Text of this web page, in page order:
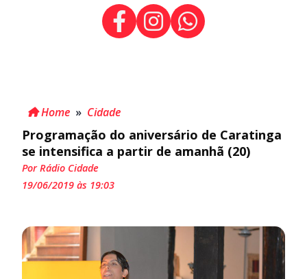
Home » Cidade
Programação do aniversário de Caratinga
se intensifica a partir de amanhã (20)
Por Rádio Cidade
19/06/2019 às 19:03